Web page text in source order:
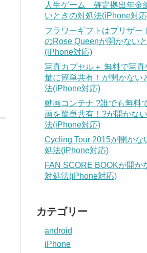
人生ゲーム 確定拠出年金
いときの対処法(iPhone対
フラワーギフトはプリザー
のRose Queenが開かない
(iPhone対応)
写真カプセル＋ 無料で写真
量に簡単共有！が開かない
法(iPhone対応)
動画コンテナ ?誰でも無料
画を簡単共有！?が開かな
法(iPhone対応)
Cycling Tour 2015が開かな
処法(iPhone対応)
FAN SCORE BOOKが開か
対処法(iPhone対応)
カテゴリー
android
iPhone